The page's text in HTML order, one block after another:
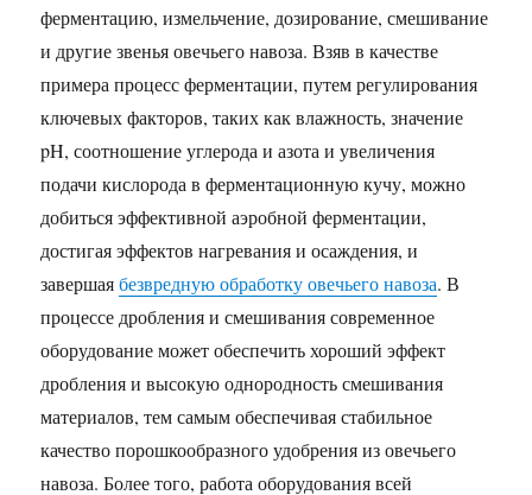
ферментацию, измельчение, дозирование, смешивание
и другие звенья овечьего навоза. Взяв в качестве
примера процесс ферментации, путем регулирования
ключевых факторов, таких как влажность, значение
pH, соотношение углерода и азота и увеличения
подачи кислорода в ферментационную кучу, можно
добиться эффективной аэробной ферментации,
достигая эффектов нагревания и осаждения, и
завершаябезвредную обработку овечьего навоза. В
процессе дробления и смешивания современное
оборудование может обеспечить хороший эффект
дробления и высокую однородность смешивания
материалов, тем самым обеспечивая стабильное
качество порошкообразного удобрения из овечьего
навоза. Более того, работа оборудования всей